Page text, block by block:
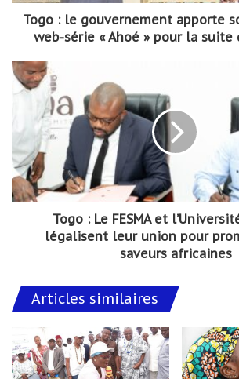
Togo : le gouvernement apporte
web-série « Ahoé » pour la suite
Togo : Le FESMA et
légalisent leur union pour
saveurs africaines
Articles similaires